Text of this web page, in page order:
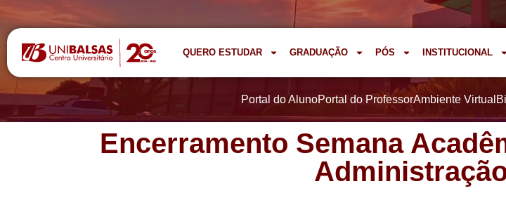
QUERO ESTUDAR GRADUAÇÃO PÓS INSTITUCIONAL
Portal do AlunoPortal do ProfessorAmbiente Virtual
Encerramento Semana